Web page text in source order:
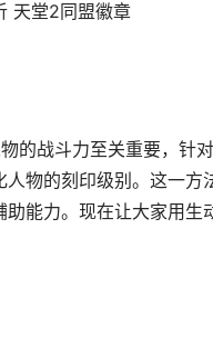
天堂2同盟徽章
的战斗力至关重要，针
物的刻印级别。这一方
能力。现在让大家用生